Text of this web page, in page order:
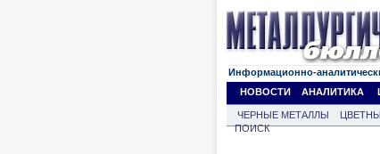
Информационно-
НОВОСТИ
АНАЛИТИКА
ЧЕРНЫЕ МЕТАЛЛЫ
ПОИСК